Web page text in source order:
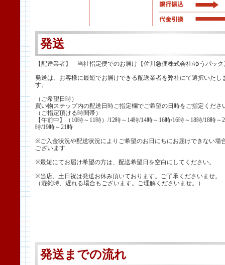
発送
【配達業者】 当社指定便でのお届け【佐川急便株式会社/ゆうパック
発送は、お客様に最短でお届けできる配送業者を弊社にて選択いたし
す。
（ご希望日時）
買い物ステップ内の配送日時ご指定欄でご希望の日時をご指定くださ
（ご指定頂ける時間帯）
【午前中】（10時～11時）/12時～14時/14時～16時/16時～18時/18時～
時/19時～21時
※ご入金状況や配送状況によりご希望のお日にちにお届けできない場
ございます
※最短にてお届け希望の方は、配送希望日を空白にしてください。
※当店、土日祝は発送お休み頂いております。ご了承くださいませ。
（混雑時、遅れる場合もございます。ご理解くださいませ。）
発送までの流れ